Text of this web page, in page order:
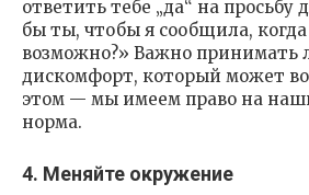
ответить тебе „да“ на просьбу
бы ты, чтобы я сообщила, когда
возможно?» Важно принимать
дискомфорт, который может
этом — мы имеем право на
норма.
4. Меняйте окружение